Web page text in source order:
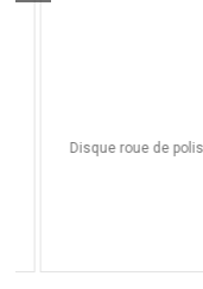
Disque roue de